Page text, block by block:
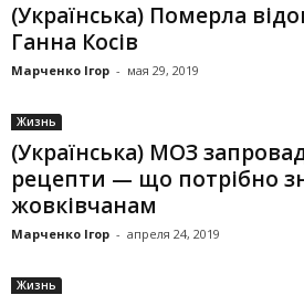
(Українська) Померла
Ганна Косів
Марченко Ігор - мая 29, 2019
Жизнь
(Українська) МОЗ
рецепти — що потрібно
жовківчанам
Марченко Ігор - апреля 24, 2019
Жизнь